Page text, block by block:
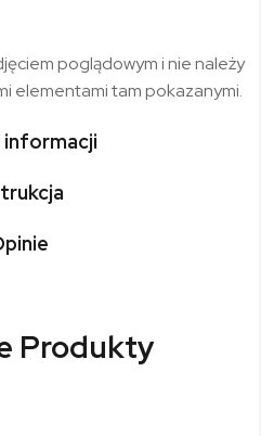
poglądowym i nie należy
elementami tam pokazanymi.
informacji
Produkty